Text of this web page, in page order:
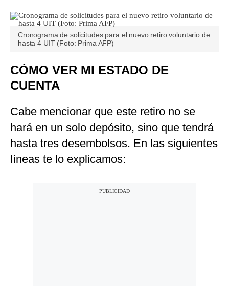
Cronograma de solicitudes para el nuevo retiro voluntario de
hasta 4 UIT (Foto: Prima AFP)
CÓMO VER MI ESTADO DE
CUENTA
Cabe mencionar que este retiro no se
hará en un solo depósito, sino que tendrá
hasta tres desembolsos. En las siguientes
líneas te lo explicamos: